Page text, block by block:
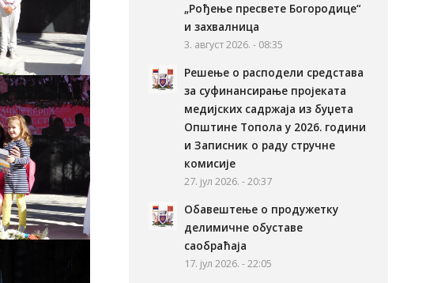
„Рођење пресвете Богородице“
и захвалница
3. август 2026. - 08:35
Решење о расподели средстава
за суфинансирање пројеката
медијских садржаја из буџета
Општине Топола у 2026. години
и Записник о раду стручне
комисије
27. јул 2026. - 20:37
Обавештење о продужетку
делимичне обуставе
саобраћаја
17. јул 2026. - 22:05